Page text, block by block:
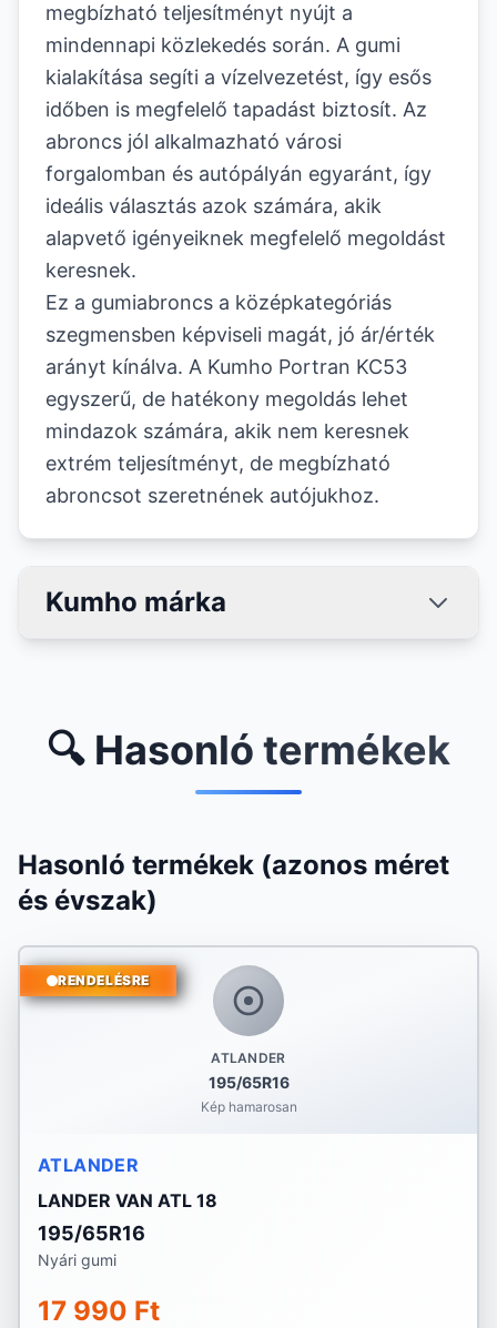
megbízható teljesítményt nyújt a
mindennapi közlekedés során. A gumi
kialakítása segíti a vízelvezetést, így esős
időben is megfelelő tapadást biztosít. Az
abroncs jól alkalmazható városi
forgalomban és autópályán egyaránt, így
ideális választás azok számára, akik
alapvető igényeiknek megfelelő megoldást
keresnek.
Ez a gumiabroncs a középkategóriás
szegmensben képviseli magát, jó ár/érték
arányt kínálva. A Kumho Portran KC53
egyszerű, de hatékony megoldás lehet
mindazok számára, akik nem keresnek
extrém teljesítményt, de megbízható
abroncsot szeretnének autójukhoz.
Kumho márka
🔍 Hasonló termékek
Hasonló termékek (azonos méret
és évszak)
ATLANDER
195/65R16
Kép hamarosan
RENDELÉSRE
ATLANDER
LANDER VAN ATL 18
195/65R16
Nyári gumi
17 990 Ft